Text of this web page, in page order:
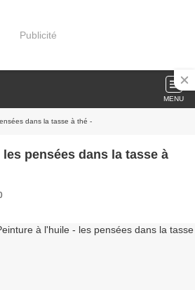
Publicité
MENU
dans la tasse à thé -
pensées dans la tasse à